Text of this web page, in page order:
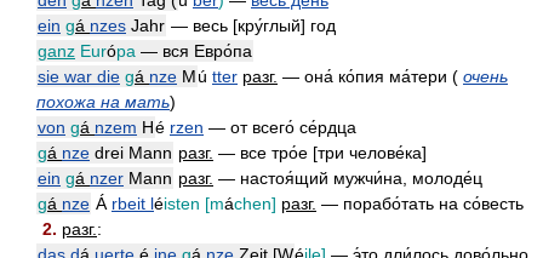
ein gá nzes Jahr — весь [кру́глый] год
ganz Európa — вся Евро́па
sie war die gá nze Mú tter разг. — она́ ко́пия ма́тери ( очень
похожа на мать)
von gá nzem Hé rzen — от всего́ се́рдца
gá nze drei Mann разг. — все тро́е [три челове́ка]
ein gá nzer Mann разг. — настоя́щий мужчи́на, молоде́ц
gá nze Á rbeit léisten [máchen] разг. — порабо́тать на со́весть
2. разг.: